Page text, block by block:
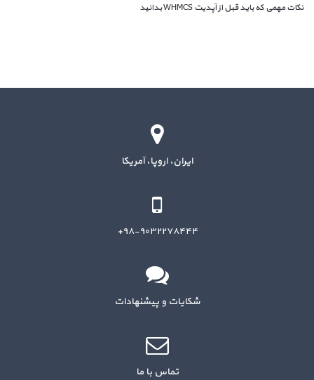
نکات مهمی که باید قبل از آپدیت WHMCS بدانید
ایران، اروپا، آمریکا
۹۸-۹۰۳۲۲۷۸۴۴۴+
شکایات و پیشنهادات
تماس با ما